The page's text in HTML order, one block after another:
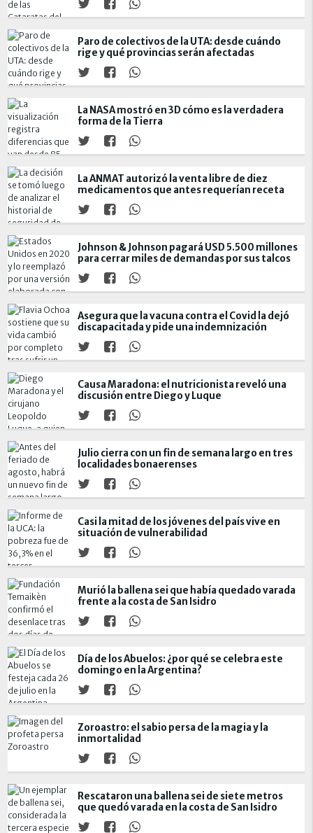
Paro de colectivos de la UTA: desde cuándo
rige y qué provincias serán afectadas
La NASA mostró en 3D cómo es la verdadera
forma de la Tierra
La ANMAT autorizó la venta libre de diez
medicamentos que antes requerían receta
Johnson & Johnson pagará USD 5.500 millones
para cerrar miles de demandas por sus talcos
Asegura que la vacuna contra el Covid la dejó
discapacitada y pide una indemnización
Causa Maradona: el nutricionista reveló una
discusión entre Diego y Luque
Julio cierra con un fin de semana largo en tres
localidades bonaerenses
Casi la mitad de los jóvenes del país vive en
situación de vulnerabilidad
Murió la ballena sei que había quedado varada
frente a la costa de San Isidro
Día de los Abuelos: ¿por qué se celebra este
domingo en la Argentina?
Zoroastro: el sabio persa de la magia y la
inmortalidad
Rescataron una ballena sei de siete metros
que quedó varada en la costa de San Isidro